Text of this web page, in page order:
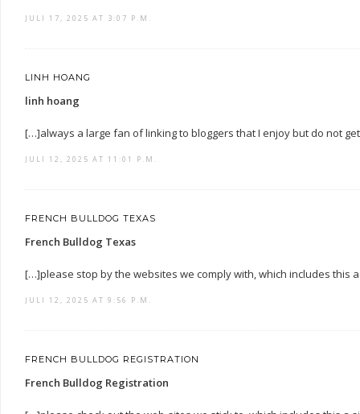
JULI 17, 2025 AT 3:07 P.M.
LINH HOANG
linh hoang
[…]always a large fan of linking to bloggers that I enjoy but do not
JULI 12, 2025 AT 11:01 P.M.
FRENCH BULLDOG TEXAS
French Bulldog Texas
[…]please stop by the websites we comply with, which includes
JULI 12, 2025 AT 9:56 P.M.
FRENCH BULLDOG REGISTRATION
French Bulldog Registration